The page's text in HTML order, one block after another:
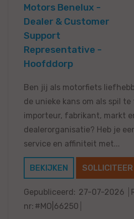
Motors Benelux -
Dealer & Customer
Support
Representative -
Hoofddorp
Ben jij als motorfiets
de unieke kans om als spil
importeur, fabrikant, markt
dealerorganisatie? Heb je
service en affiniteit met...
BEKIJKEN SOLLICITEER
Gepubliceerd: 27-07-2026
nr: #MO|66250